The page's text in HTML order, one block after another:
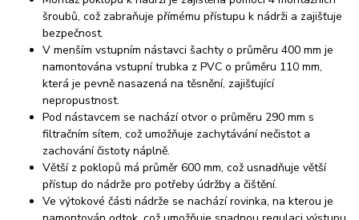
šroubů, což zabraňuje přímému přístupu k nádrži a zajišťuje
bezpečnost.
V menším vstupním nástavci šachty o průměru 400 mm je
namontována vstupní trubka z PVC o průměru 110 mm,
která je pevně nasazená na těsnění, zajišťující
nepropustnost.
Pod nástavcem se nachází otvor o průměru 290 mm s
filtračním sítem, což umožňuje zachytávání nečistot a
zachování čistoty náplně.
Větší z poklopů má průměr 600 mm, což usnadňuje větší
přístup do nádrže pro potřeby údržby a čištění.
Ve výtokové části nádrže se nachází rovinka, na kterou je